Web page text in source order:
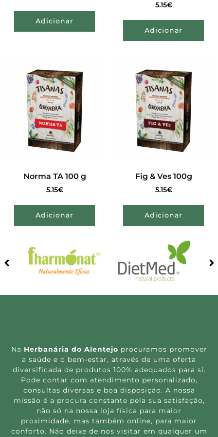
Adicionar
5.15€
Adicionar
Norma TA 100 g
5.15€
Adicionar
Fig & Ves 100g
5.15€
Adicionar
Na Herbanária do Alentejo procuramos promover
a saúde e o bem-estar, através de uma oferta
diversificada de produtos 100% adequados para si.
Pode contar com atendimento personalizado,
consultas diversas e boa disposição. A nossa
missão é a procura constante pela sua satisfação,
não só na nossa loja física para maior
proximidade, mas também online, para maior
conforto. Não deixe de nos visitar em qualquer um